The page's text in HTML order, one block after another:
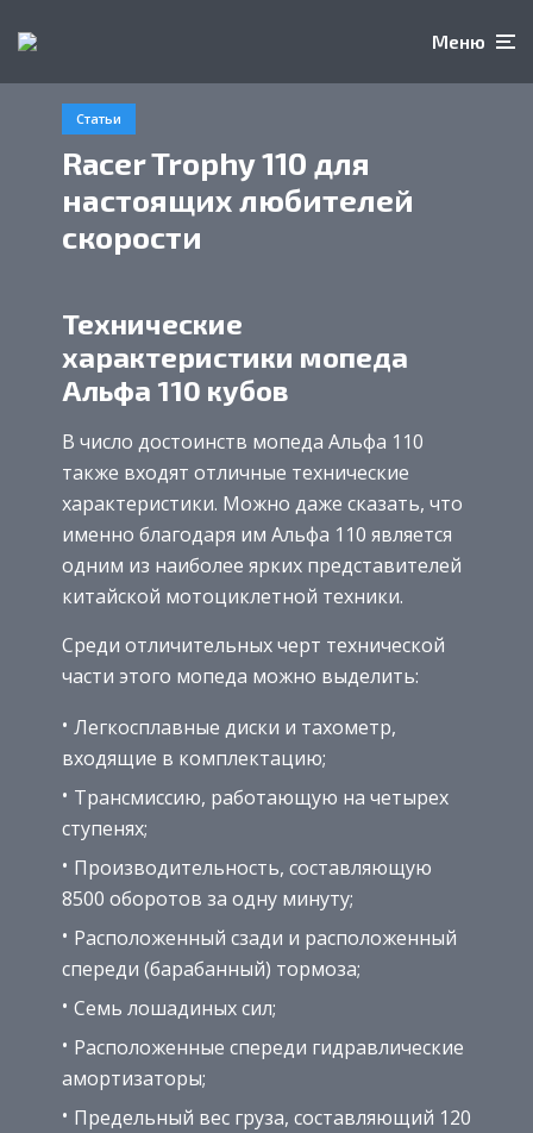
Меню
Статьи
Racer Trophy 110 для
настоящих любителей
скорости
Технические
характеристики мопеда
Альфа 110 кубов
В число достоинств мопеда Альфа 110
также входят отличные технические
характеристики. Можно даже сказать, что
именно благодаря им Альфа 110 является
одним из наиболее ярких представителей
китайской мотоциклетной техники.
Среди отличительных черт технической
части этого мопеда можно выделить:
Легкосплавные диски и тахометр,
входящие в комплектацию;
Трансмиссию, работающую на четырех
ступенях;
Производительность, составляющую
8500 оборотов за одну минуту;
Расположенный сзади и расположенный
спереди (барабанный) тормоза;
Семь лошадиных сил;
Расположенные спереди гидравлические
амортизаторы;
Предельный вес груза, составляющий 120